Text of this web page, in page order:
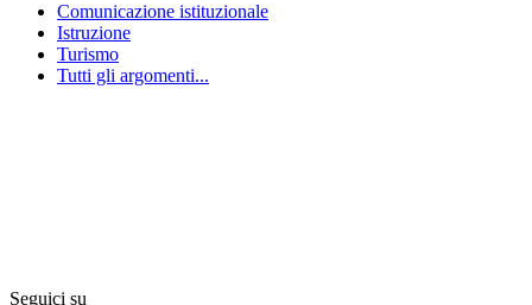
Comunicazione istituzionale
Istruzione
Turismo
Tutti gli argomenti...
Seguici su